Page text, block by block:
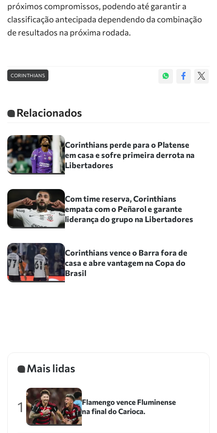
próximos compromissos, podendo até garantir a
classificação antecipada dependendo da combinação
de resultados na próxima rodada.
CORINTHIANS
Relacionados
Corinthians perde para o Platense
em casa e sofre primeira derrota na
Libertadores
Com time reserva, Corinthians
empata com o Peñarol e garante
liderança do grupo na Libertadores
Corinthians vence o Barra fora de
casa e abre vantagem na Copa do
Brasil
Mais lidas
1
Flamengo vence Fluminense
na final do Carioca.